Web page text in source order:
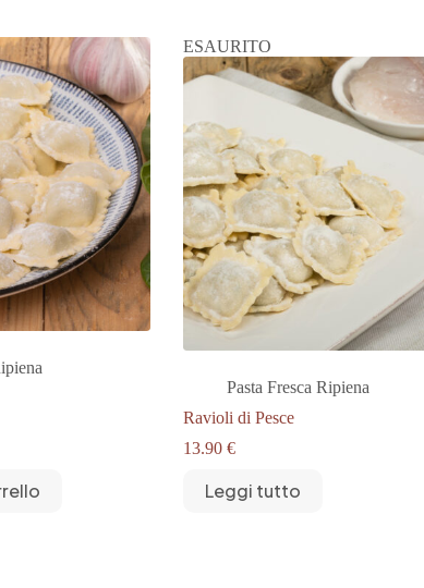
ESAURITO
Pasta Fresca Ripiena
Ravioli di Pesce
13.90 €
Leggi tutto